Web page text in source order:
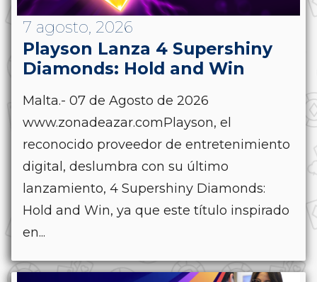
7 agosto, 2026
Playson Lanza 4 Supershiny
Diamonds: Hold and Win
Malta.- 07 de Agosto de 2026
www.zonadeazar.comPlayson, el
reconocido proveedor de entretenimiento
digital, deslumbra con su último
lanzamiento, 4 Supershiny Diamonds:
Hold and Win, ya que este título inspirado
en...